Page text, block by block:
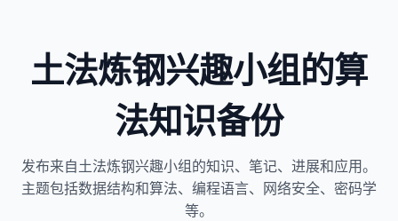
土法炼钢兴趣小组的算
法知识备份
发布来自土法炼钢兴趣小组的知识、笔记、进展和应用。
主题包括数据结构和算法、编程语言、网络安全、密码学
等。